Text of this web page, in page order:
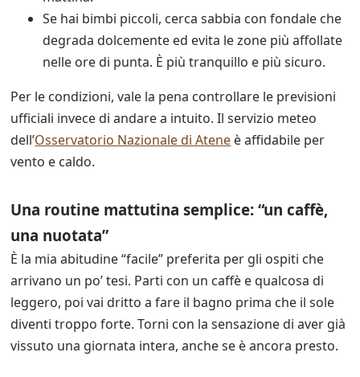
Se hai bimbi piccoli, cerca sabbia con fondale che
degrada dolcemente ed evita le zone più affollate
nelle ore di punta. È più tranquillo e più sicuro.
Per le condizioni, vale la pena controllare le previsioni
ufficiali invece di andare a intuito. Il servizio meteo
dell’Osservatorio Nazionale di Atene è affidabile per
vento e caldo.
Una routine mattutina semplice: “un caffè,
una nuotata”
È la mia abitudine “facile” preferita per gli ospiti che
arrivano un po’ tesi. Parti con un caffè e qualcosa di
leggero, poi vai dritto a fare il bagno prima che il sole
diventi troppo forte. Torni con la sensazione di aver già
vissuto una giornata intera, anche se è ancora presto.